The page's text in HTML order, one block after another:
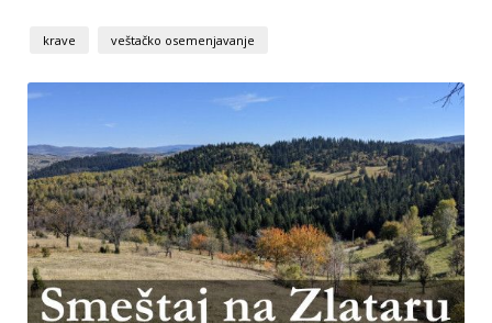
krave veštačko osemenjavanje